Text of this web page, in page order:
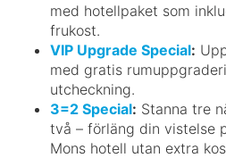
med hotellpaket som
frukost.
VIP Upgrade Special:
med gratis
utcheckning.
3=2 Special: Stanna tre
två – förläng din vistelse
Mons hotell utan extra